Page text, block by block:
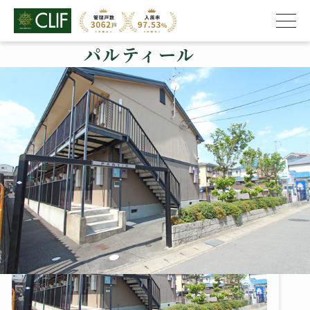
パルティール
株式会社クライフ>管理物件の紹介>右京区>パルティール
パルティール